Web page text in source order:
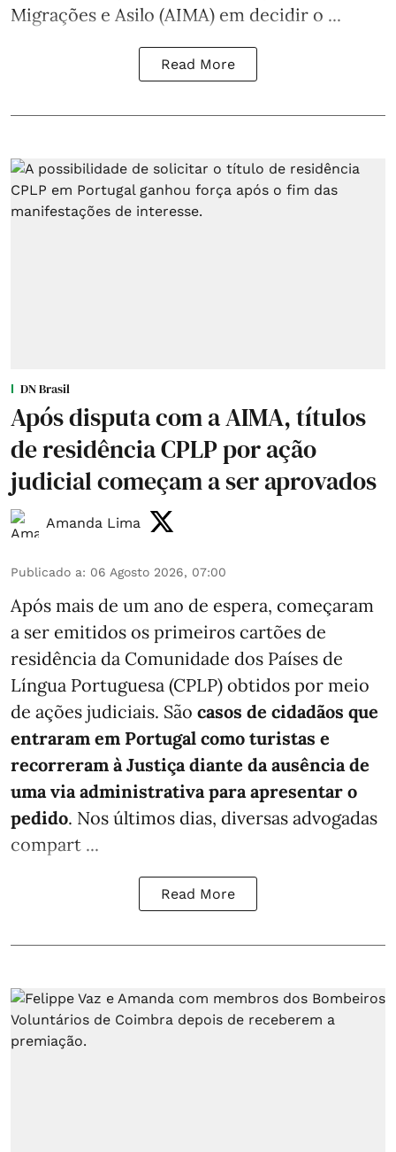
Migrações e Asilo (AIMA) em decidir o ...
Read More
DN Brasil
Após disputa com a AIMA, títulos
de residência CPLP por ação
judicial começam a ser aprovados
Amanda Lima
Publicado a: 06 Agosto 2026, 07:00
Após mais de um ano de espera, começaram
a ser emitidos os primeiros cartões de
residência da Comunidade dos Países de
Língua Portuguesa (CPLP) obtidos por meio
de ações judiciais. São casos de cidadãos que
entraram em Portugal como turistas e
recorreram à Justiça diante da ausência de
uma via administrativa para apresentar o
pedido. Nos últimos dias, diversas advogadas
compart ...
Read More